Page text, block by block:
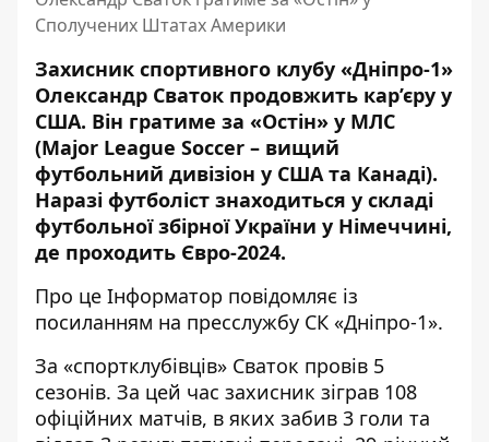
Сполучених Штатах Америки
Захисник спортивного клубу «Дніпро-1»
Олександр Сваток продовжить кар’єру у
США. Він гратиме за «Остін» у МЛС
(Major League Soccer – вищий
футбольний дивізіон у США та Канаді).
Наразі футболіст знаходиться у складі
футбольної збірної України у Німеччині,
де проходить Євро-2024.
Про це Інформатор повідомляє із
посиланням на пресслужбу СК «Дніпро-1».
За «спортклубівців» Сваток провів 5
сезонів. За цей час захисник зіграв 108
офіційних матчів, в яких забив 3 голи та